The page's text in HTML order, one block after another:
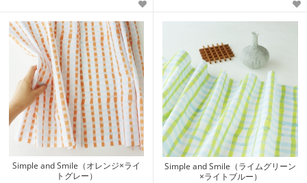
Simple and Smile（オレンジ×ライ
トグレー）
Simple and Smile（ライムグリーン
×ライトブルー）